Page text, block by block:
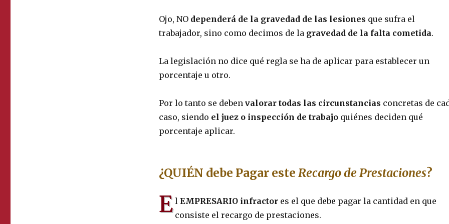
Ojo, NO dependerá de la gravedad de las lesiones que sufra el
trabajador, sino como decimos de la gravedad de la falta cometida.
La legislación no dice qué regla se ha de aplicar para establecer un
porcentaje u otro.
Por lo tanto se deben valorar todas las circunstancias concretas de
caso, siendo el juez o inspección de trabajoquiénes deciden qué
porcentaje aplicar.
¿QUIÉN debe Pagar este Recargo de Prestaciones?
E lEMPRESARIO infractor es el que debe pagar la cantidad en que
consiste el recargo de prestaciones.